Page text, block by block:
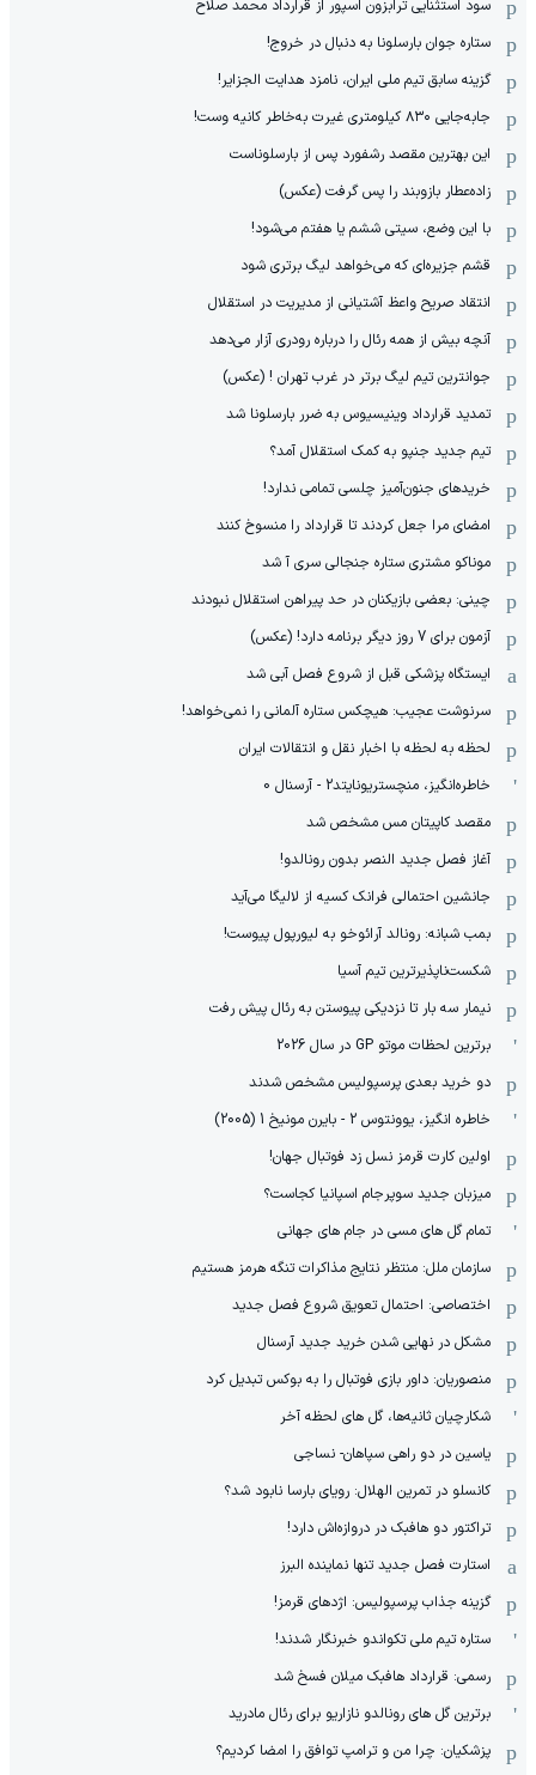
سود استثنایی ترابزون اسپور از قرارداد محمد صلاح
ستاره جوان بارسلونا به دنبال در خروج!
گزینه سابق تیم ملی ایران، نامزد هدایت الجزایر!
جابه‌جایی ۸۳۰ کیلومتری غیرت به‌خاطر کانیه وست!
این بهترین مقصد رشفورد پس از بارسلوناست
زاده‌عطار بازوبند را پس گرفت (عکس)
با این وضع، سیتی ششم یا هفتم می‌شود!
قشم جزیره‌ای که می‌خواهد لیگ برتری شود
انتقاد صریح واعظ آشتیانی از مدیریت در استقلال
آنچه بیش از همه رئال را درباره رودری آزار می‌دهد
جوانترین تیم لیگ برتر در غرب تهران ! (عکس)
تمدید قرارداد وینیسیوس به ضرر بارسلونا شد
تیم جدید جنپو به کمک استقلال آمد؟
خریدهای جنون‌آمیز چلسی تمامی ندارد!
امضای مرا جعل کردند تا قرارداد را منسوخ کنند
موناکو مشتری ستاره جنجالی سری آ شد
چینی: بعضی بازیکنان در حد پیراهن استقلال نبودند
آزمون برای 7 روز دیگر برنامه دارد! (عکس)
ایستگاه پزشکی قبل از شروع فصل آبی شد
سرنوشت عجیب: هیچکس ستاره آلمانی را نمی‌خواهد!
لحظه به لحظه با اخبار نقل و انتقالات ایران
خاطره‌انگیز، منچستریونایتد2 - آرسنال 0
مقصد کاپیتان مس مشخص شد
آغاز فصل جدید النصر بدون رونالدو!
جانشین احتمالی فرانک کسیه از لالیگا می‌آید
بمب شبانه: رونالد آرائوخو به لیورپول پیوست!
شکست‌ناپذیرترین تیم آسیا
نیمار سه بار تا نزدیکی پیوستن به رئال پیش رفت
برترین لحظات موتو GP در سال 2026
دو خرید بعدی پرسپولیس مشخص شدند
خاطره انگیز، یوونتوس 2 - بایرن مونیخ 1 (2005)
اولین کارت قرمز نسل زد فوتبال جهان!
میزبان جدید سوپرجام اسپانیا کجاست؟
تمام گل های مسی در جام های جهانی
سازمان ملل: منتظر نتایج مذاکرات تنگه هرمز هستیم
اختصاصی: احتمال تعویق شروع فصل جدید
مشکل در نهایی شدن خرید جدید آرسنال
منصوریان: داور بازی فوتبال را به بوکس تبدیل کرد
شکارچیان ثانیه‌ها، گل های لحظه آخر
یاسین در دو راهی سپاهان- نساجی
کانسلو در تمرین الهلال: رویای بارسا نابود شد؟
تراکتور دو هافبک در دروازه‌اش دارد!
استارت فصل جدید تنها نماینده البرز
گزینه جذاب پرسپولیس: اژدهای قرمز!
ستاره تیم ملی تکواندو خبرنگار شدند!
رسمی: قرارداد هافبک میلان فسخ شد
برترین گل های رونالدو نازاریو برای رئال مادرید
پزشکیان: چرا من و ترامپ توافق را امضا کردیم؟